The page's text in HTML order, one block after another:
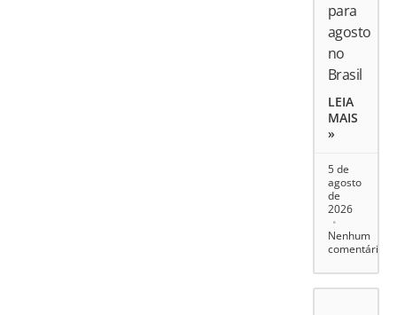
para
agosto
no
Brasil
LEIA
MAIS
»
5 de
agosto
de
2026
Nenhum
comentário